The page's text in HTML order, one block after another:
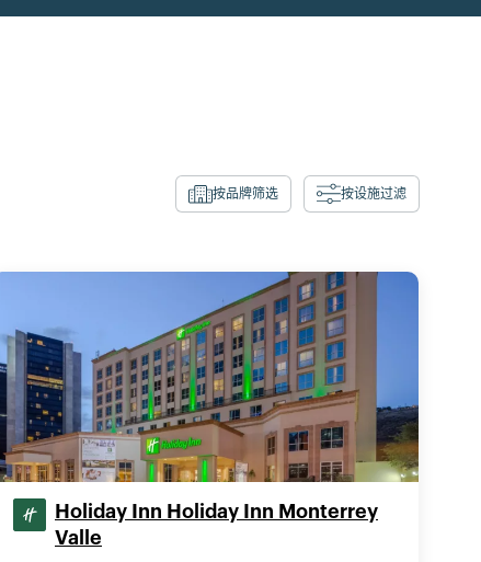
按品牌筛选 按设施过滤
Holiday Inn Holiday Inn Monterrey
Valle